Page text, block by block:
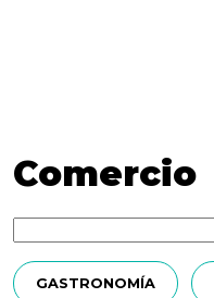
Comercio
GASTRONOMÍA